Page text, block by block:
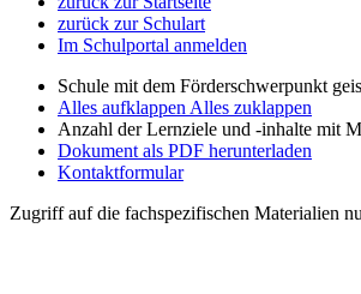
zurück zur Schulart
Im Schulportal anmelden
Schule mit dem Förderschwerpunkt
Alles aufklappen Alles zuklappen
Anzahl der Lernziele und -inhalte mit
Dokument als PDF herunterladen
Kontaktformular
Zugriff auf die fachspezifischen Materialien